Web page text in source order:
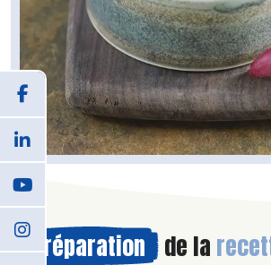
Préparation de la